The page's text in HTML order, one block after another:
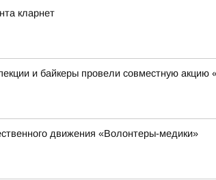
кларнет
и байкеры провели совместную
движения «Волонтеры-медики»